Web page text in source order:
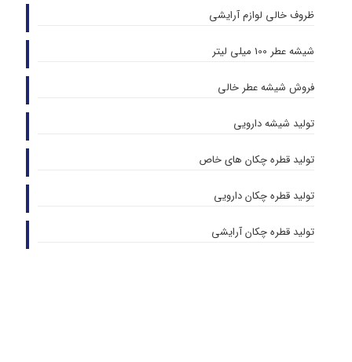
ظروف خالی لوازم آرایشی
شیشه عطر 100 میلی لیتر
فروش شیشه عطر خالی
تولید شیشه دارویی
تولید قطره چکان های خاص
تولید قطره چکان دارویی
تولید قطره چکان آرایشی